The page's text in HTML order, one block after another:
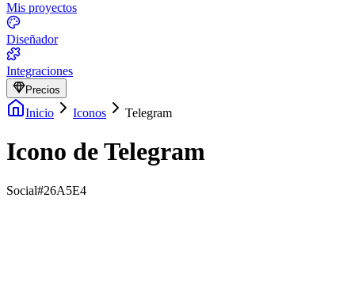
Mis proyectos
Diseñador
Integraciones
Precios
Inicio Iconos Telegram
Icono de Telegram
Social#26A5E4